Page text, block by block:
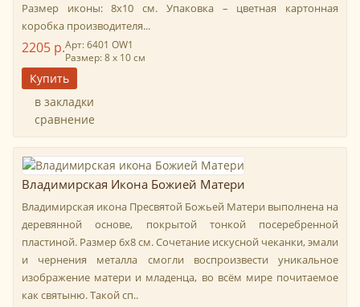
Размер иконы: 8х10 см. Упаковка – цветная картонная
коробка производителя...
2205 р.Арт: 6401 OW1
Размер: 8 х 10 см
в закладки
сравнение
Владимирская Икона Божией Матери
Владимирская икона Пресвятой Божьей Матери выполнена на
деревянной основе, покрытой тонкой посеребренной
пластиной. Размер 6х8 см. Сочетание искусной чеканки, эмали
и чернения металла смогли воспроизвести уникальное
изображение матери и младенца, во всём мире почитаемое
как святыню. Такой сп..